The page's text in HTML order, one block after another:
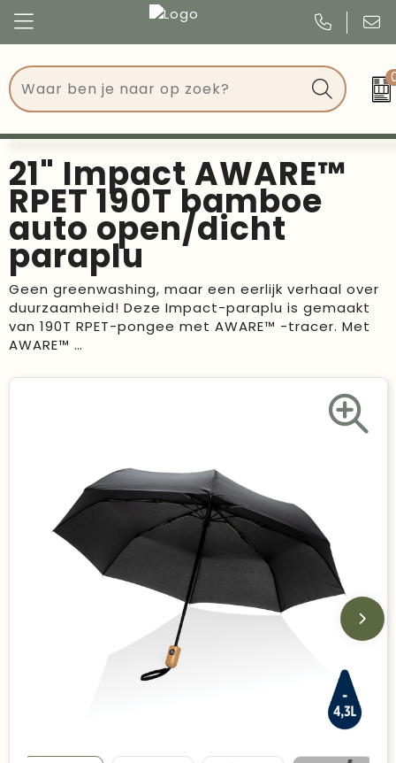
Tassen
Drinkwaren
Events
Give Aways
Geschenken
Kantoorartikelen
Made in Europe
Recycled
Bestsellers
Congres
Events
Kerst
Verjaardagen
Voetbal, EK en WK
21" Impact AWARE™
RPET 190T bamboe
auto open/dicht
paraplu
Geen greenwashing, maar een eerlijk verhaal over
duurzaamheid! Deze Impact-paraplu is gemaakt
van 190T RPET-pongee met AWARE™ -tracer. Met
AWARE™ …